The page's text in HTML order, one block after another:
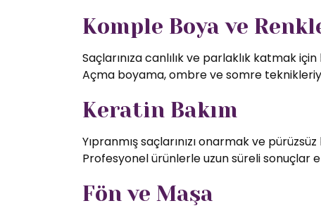
Komple Boya ve
Saçlarınıza canlılık ve parlaklık katmak
Açma boyama, ombre ve somre
Keratin Bakım
Yıpranmış saçlarınızı onarmak ve
Profesyonel ürünlerle uzun süreli sonuçlar
Fön ve Maşa